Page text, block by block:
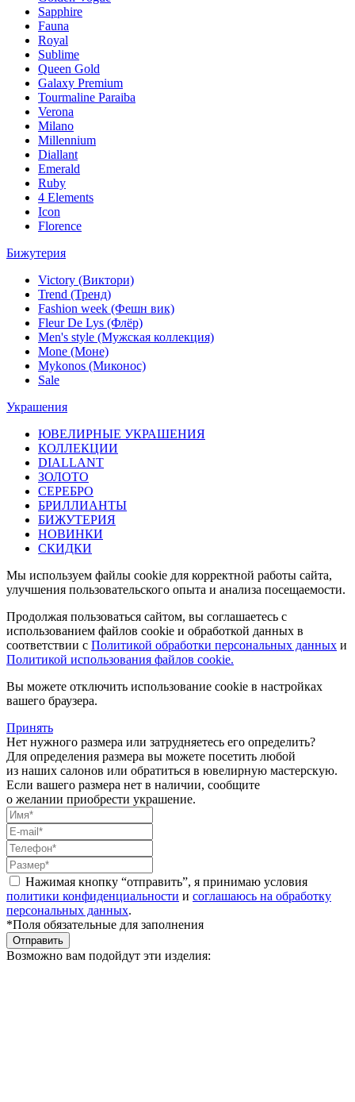
Sapphire
Fauna
Royal
Sublime
Queen Gold
Galaxy Premium
Tourmaline Paraiba
Verona
Milano
Millennium
Diallant
Emerald
Ruby
4 Elements
Icon
Florence
Бижутерия
Victory (Виктори)
Trend (Тренд)
Fashion week (Фешн вик)
Fleur De Lys (Флёр)
Men's style (Мужская коллекция)
Mone (Моне)
Mykonos (Миконос)
Sale
Украшения
ЮВЕЛИРНЫЕ УКРАШЕНИЯ
КОЛЛЕКЦИИ
DIALLANT
ЗОЛОТО
СЕРЕБРО
БРИЛЛИАНТЫ
БИЖУТЕРИЯ
НОВИНКИ
СКИДКИ
Мы используем файлы cookie для корректной работы сайта,
улучшения пользовательского опыта и анализа посещаемости.
Продолжая пользоваться сайтом, вы соглашаетесь с
использованием файлов cookie и обработкой данных в
соответствии с Политикой обработки персональных данных и
Политикой использования файлов cookie.
Вы можете отключить использование cookie в настройках
вашего браузера.
Принять
Нет нужного размера или затрудняетесь его определить?
Для определения размера вы можете посетить любой
из наших салонов или обратиться в ювелирную мастерскую.
Если вашего размера нет в наличии, сообщите
о желании приобрести украшение.
Нажимая кнопку “отправить”, я принимаю условия
политики конфиденциальности и соглашаюсь на обработку
персональных данных.
*Поля обязательные для заполнения
Отправить
Возможно вам подойдут эти изделия: